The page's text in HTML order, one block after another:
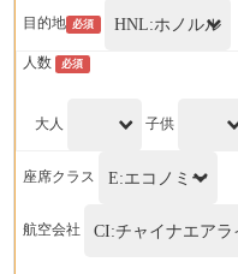
目的地 必須
人数 必須
大人 子供
座席クラス
航空会社